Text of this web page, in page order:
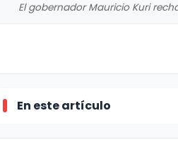
El gobernador Mauricio Kuri
En este artículo